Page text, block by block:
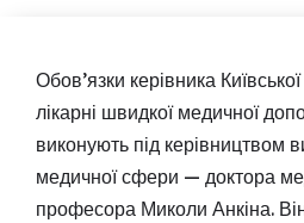
Обов’язки керівника Київської
лікарні швидкої медичної
виконують під керівництвом
медичної сфери — доктора
професора Миколи Анкіна.